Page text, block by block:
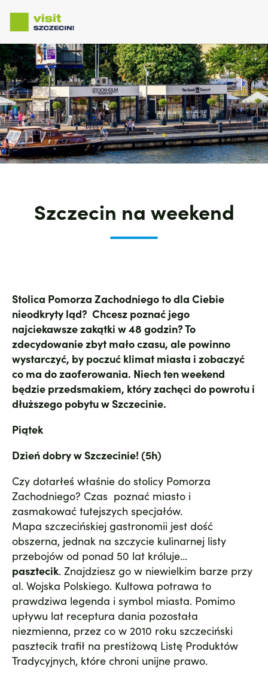
Przejdź
do
treści
Szczecin na weekend
Stolica Pomorza Zachodniego to dla Ciebie
nieodkryty ląd? Chcesz poznać jego
najciekawsze zakątki w 48 godzin? To
zdecydowanie zbyt mało czasu, ale powinno
wystarczyć, by poczuć klimat miasta i zobaczyć
co ma do zaoferowania. Niech ten weekend
będzie przedsmakiem, który zachęci do powrotu i
dłuższego pobytu w Szczecinie.
Piątek
Dzień dobry w Szczecinie! (5h)
Czy dotarłeś właśnie do stolicy Pomorza
Zachodniego? Czas poznać miasto i
zasmakować tutejszych specjałów.
Mapa szczecińskiej gastronomii jest dość
obszerna, jednak na szczycie kulinarnej listy
przebojów od ponad 50 lat króluje...
pasztecik. Znajdziesz go w niewielkim barze przy
al. Wojska Polskiego. Kultowa potrawa to
prawdziwa legenda i symbol miasta. Pomimo
upływu lat receptura dania pozostała
niezmienna, przez co w 2010 roku szczeciński
pasztecik trafił na prestiżową Listę Produktów
Tradycyjnych, które chroni unijne prawo.